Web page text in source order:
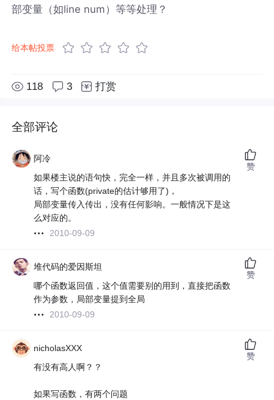
部变量（如line num）等等处理？
给本帖投票
118 3 打赏
全部评论
阿冷
如果楼主说的语句快，完全一样，并且多次被调用的
话，写个函数(private的估计够用了)，
局部变量传入传出，没有任何影响。一般情况下是这
么对应的。
2010-09-09
赞
堆代码的爱因斯坦
哪个函数返回值，这个值需要别的用到，直接把函数
作为参数，局部变量提到全局
2010-09-09
赞
nicholasXXX
有没有高人啊？？
如果写函数，有两个问题
赞